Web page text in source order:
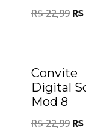
R$22,99 R$
Convite
Digital
Mod 8
R$22,99 R$